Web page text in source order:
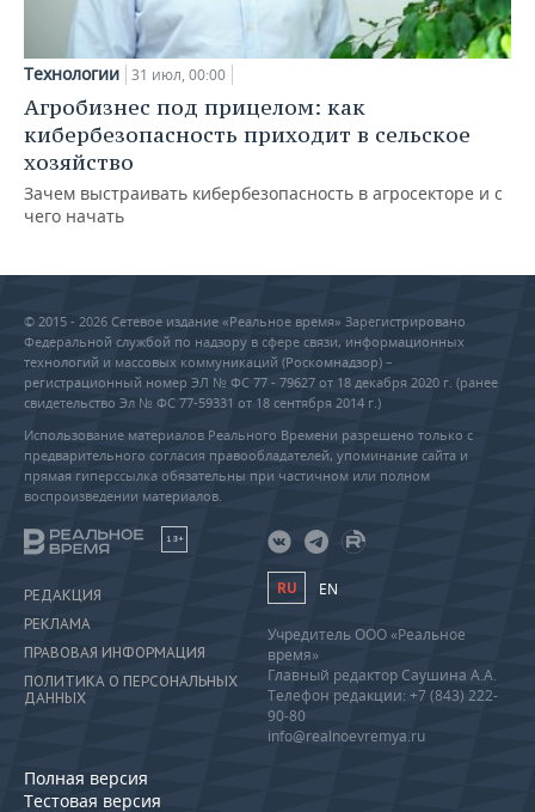
Технологии 31 июл, 00:00
Агробизнес под прицелом: как
кибербезопасность приходит в сельское
хозяйство
Зачем выстраивать кибербезопасность в агросекторе и с
чего начать
© 2015 - 2026 Сетевое издание «Реальное время» Зарегистрировано
Федеральной службой по надзору в сфере связи, информационных
технологий и массовых коммуникаций (Роскомнадзор) –
регистрационный номер ЭЛ № ФС 77 - 79627 от 18 декабря 2020 г. (ранее
свидетельство Эл № ФС 77-59331 от 18 сентября 2014 г.)
Использование материалов Реального Времени разрешено только с
предварительного согласия правообладателей, упоминание сайта и
прямая гиперссылка обязательны при частичном или полном
воспроизведении материалов.
18+
РЕДАКЦИЯ
РЕКЛАМА
ПРАВОВАЯ ИНФОРМАЦИЯ
ПОЛИТИКА О ПЕРСОНАЛЬНЫХ
ДАННЫХ
Полная версия
Тестовая версия
RU EN
Учредитель ООО «Реальное
время»
Главный редактор Саушина А.А.
Телефон редакции: +7 (843) 222-
90-80
info@realnoevremya.ru